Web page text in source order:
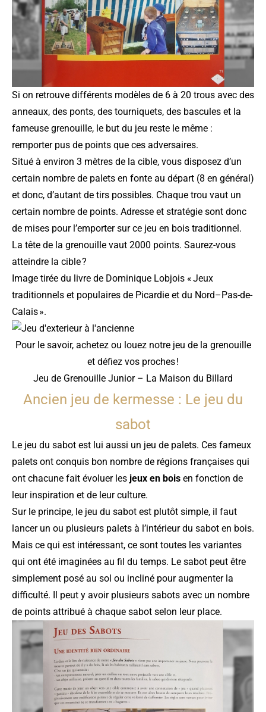
Si on retrouve différents modèles de 6 à 20 trous avec des
anneaux, des ponts, des tourniquets, des bascules et la
fameuse grenouille, le but du jeu reste le même :
remporter pus de points que ces adversaires.
Situé à environ 3 mètres de la cible, vous disposez d’un
certain nombre de palets en fonte au départ (8 en général)
et donc, d’autant de tirs possibles. Chaque trou vaut un
certain nombre de points. Adresse et stratégie sont donc
de mises pour l’emporter sur ce jeu en bois traditionnel.
La tête de la grenouille vaut 2000 points. Saurez-vous
atteindre la cible ?
Image tirée du livre de Dominique Lobjois « Jeux
traditionnels et populaires de Picardie et du Nord–Pas-de-
Calais ».
Pour le savoir, achetez ou loueznotre jeu de la grenouille
et défiez vos proches !
Jeu de Grenouille Junior – La Maison du Billard
Ancien jeu de kermesse : Le jeu du
sabot
Le jeu du sabot est lui aussi un jeu de palets. Ces fameux
palets ont conquis bon nombre de régions françaises qui
ont chacune fait évoluer les jeux en bois en fonction de
leur inspiration et de leur culture.
Sur le principe, le jeu du sabot est plutôt simple, il faut
lancer un ou plusieurs palets à l’intérieur du sabot en bois.
Mais ce qui est intéressant, ce sont toutes les variantes
qui ont été imaginées au fil du temps. Le sabot peut être
simplement posé au sol ou incliné pour augmenter la
difficulté. Il peut y avoir plusieurs sabots avec un nombre
de points attribué à chaque sabot selon leur place.